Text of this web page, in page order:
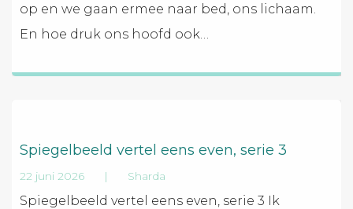
op en we gaan ermee naar bed, ons lichaam.
En hoe druk ons hoofd ook
Spiegelbeeld vertel eens even, serie 3
22 juni 2026 | Sharda
Spiegelbeeld vertel eens even, serie 3 Ik